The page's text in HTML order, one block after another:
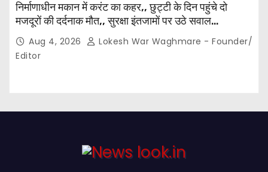
निर्माणाधीन मकान में करंट का कहर,, छुट्टी के दिन पहुंचे दो
मजदूरों की दर्दनाक मौत,, सुरक्षा इंतजामों पर उठे सवाल…
Aug 4, 2026
Lokesh War Waghmare - Founder/
Editor